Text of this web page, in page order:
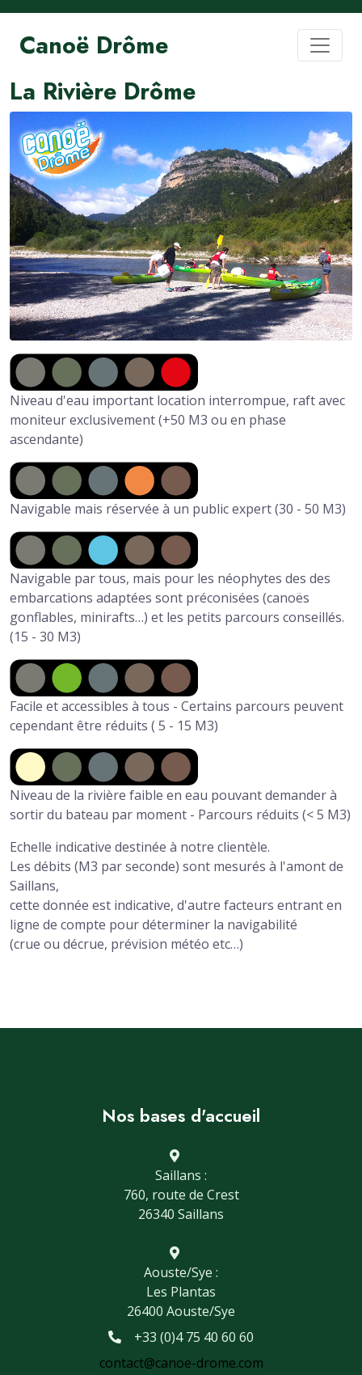
Canoë Drôme
La Rivière Drôme
Niveau d'eau important location interrompue, raft avec
moniteur exclusivement (+50 M3 ou en phase
ascendante)
Navigable mais réservée à un public expert (30 - 50 M3)
Navigable par tous, mais pour les néophytes des des
embarcations adaptées sont préconisées (canoës
gonflables, minirafts…) et les petits parcours conseillés.
(15 - 30 M3)
Facile et accessibles à tous - Certains parcours peuvent
cependant être réduits ( 5 - 15 M3)
Niveau de la rivière faible en eau pouvant demander à
sortir du bateau par moment - Parcours réduits (< 5 M3)
Echelle indicative destinée à notre clientèle.
Les débits (M3 par seconde) sont mesurés à l'amont de
Saillans,
cette donnée est indicative, d'autre facteurs entrant en
ligne de compte pour déterminer la navigabilité
(crue ou décrue, prévision météo etc…)
Nos bases d'accueil
Saillans :
760, route de Crest
26340 Saillans
Aouste/Sye :
Les Plantas
26400 Aouste/Sye
+33 (0)4 75 40 60 60
contact@canoe-drome.com